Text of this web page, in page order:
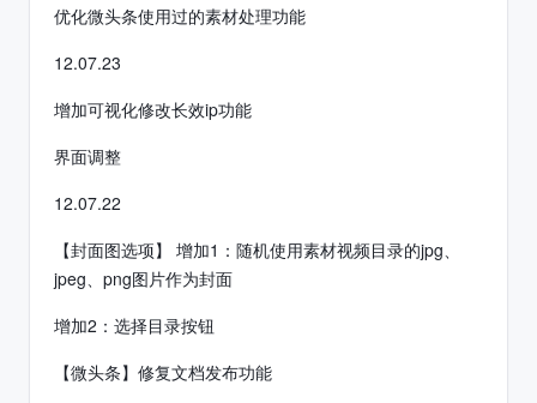
优化微头条使用过的素材处理功能
12.07.23
增加可视化修改长效ip功能
界面调整
12.07.22
【封面图选项】 增加1：随机使用素材视频目录的jpg、
jpeg、png图片作为封面
增加2：选择目录按钮
【微头条】修复文档发布功能